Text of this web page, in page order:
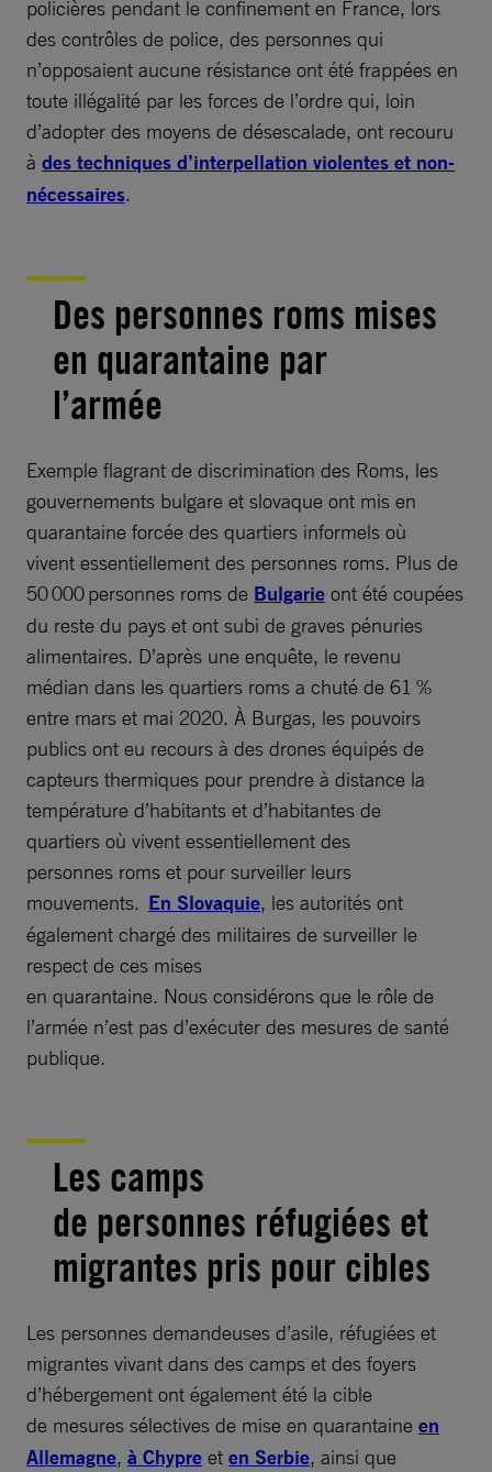
policières pendant le confinement en France, lors
des contrôles de police, des personnes qui
n’opposaient aucune résistance ont été frappées en
toute illégalité par les forces de l’ordre qui, loin
d’adopter des moyens de désescalade, ont recouru
à des techniques d’interpellation violentes et non-
nécessaires.
Des personnes roms mises
en quarantaine par
l’armée
Exemple flagrant de discrimination des Roms, les
gouvernements bulgare et slovaque ont mis en
quarantaine forcée des quartiers informels où
vivent essentiellement des personnes roms. Plus de
50 000 personnes roms de Bulgarie ont été coupées
du reste du pays et ont subi de graves pénuries
alimentaires. D’après une enquête, le revenu
médian dans les quartiers roms a chuté de 61 %
entre mars et mai 2020. À Burgas, les pouvoirs
publics ont eu recours à des drones équipés de
capteurs thermiques pour prendre à distance la
température d’habitants et d’habitantes de
quartiers où vivent essentiellement des
personnes roms et pour surveiller leurs
mouvements. En Slovaquie, les autorités ont
également chargé des militaires de surveiller le
respect de ces mises
en quarantaine. Nous considérons que le rôle de
l’armée n’est pas d’exécuter des mesures de santé
publique.
Les camps
de personnes réfugiées et
migrantes pris pour cibles
Les personnes demandeuses d’asile, réfugiées et
migrantes vivant dans des camps et des foyers
d’hébergement ont également été la cible
de mesures sélectives de mise en quarantaine en
Allemagne, à Chypre et en Serbie, ainsi que